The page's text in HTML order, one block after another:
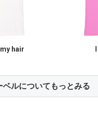
hair
ベルについてもっとみる